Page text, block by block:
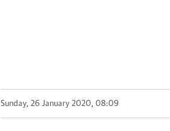
Sunday, 26 January 2020, 08:09